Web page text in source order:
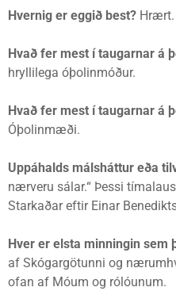
Hvernig er eggið best? Hrært.
Hvað fer mest í taugarnar á
hryllilega óþolinmóður.
Hvað fer mest í taugarnar á
Óþolinmæði.
Uppáhalds málsháttur eða
nærveru sálar.“ Þessi
Starkaðar eftir Einar
Hver er elsta minningin sem
af Skógargötunni og
ofan af Móum og rólóunum.